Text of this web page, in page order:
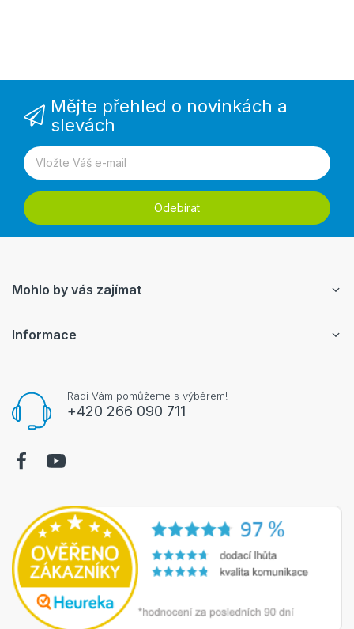
Mějte přehled o novinkách a
slevách
Odebírat
Rádi Vám pomůžeme s výběrem!
+420 266 090 711
Mohlo by vás zajímat
Informace